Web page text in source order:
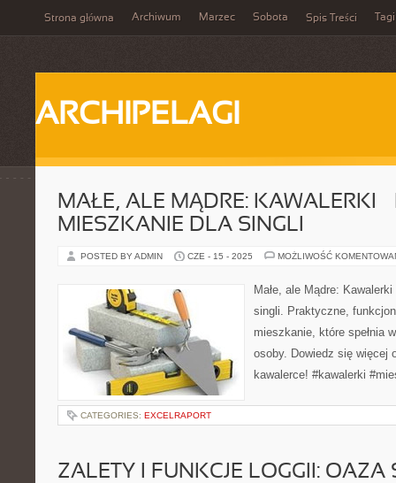
Strona główna Archiwum Marzec Sobota Spis Treści Tagi
ARCHIPELAGI
MAŁE, ALE MĄDRE: KAWALERKI
MIESZKANIE DLA SINGLI
POSTED BY ADMIN CZE - 15 - 2025 MOŻLIWOŚĆ
Małe, ale Mądre:
singli. Praktyczne,
mieszkanie, które spełnia
osoby. Dowiedz się więcej
kawalerce! #kawalerki
CATEGORIES: EXCELRAPORT
ZALETY I FUNKCJE LOGGII: OAZA